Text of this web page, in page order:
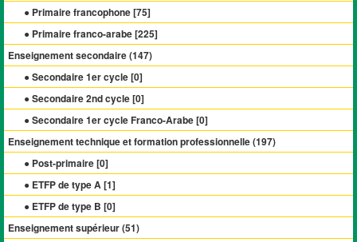
● Primaire francophone [75]
● Primaire franco-arabe [225]
Enseignement secondaire (147)
● Secondaire 1er cycle [0]
● Secondaire 2nd cycle [0]
● Secondaire 1er cycle Franco-Arabe [0]
Enseignement technique et formation professionnelle (197)
● Post-primaire [0]
● ETFP de type A [1]
● ETFP de type B [0]
Enseignement supérieur (51)